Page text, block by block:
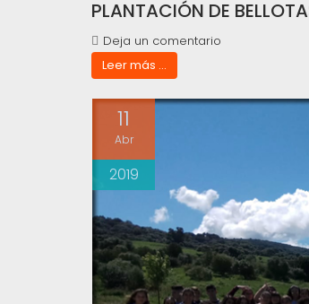
PLANTACIÓN DE
Deja un comentario
Leer más ...
11
Abr
2019